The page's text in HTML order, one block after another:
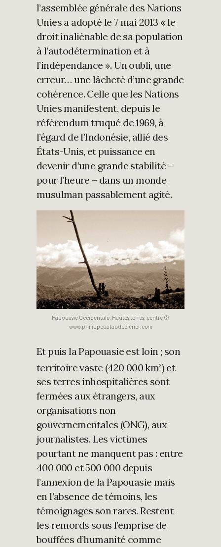
l’assemblée générale des Nations
Unies a adopté le 7 mai 2013 « le
droit inaliénable de sa population
à l’autodétermination et à
l’indépendance ». Un oubli, une
erreur… une lâcheté d’une grande
cohérence. Celle que les Nations
Unies manifestent, depuis le
référendum truqué de 1969, à
l’égard de l’Indonésie, allié des
États-Unis, et puissance en
devenir d’une grande stabilité –
pour l’heure – dans un monde
musulman passablement agité.
Papouasie Occidentale, Hautes terres, centre ©
www.philippepataudcélérier.com
Et puis la Papouasie est loin ; son
territoire vaste (420 000 km2) et
ses terres inhospitalières sont
fermées aux étrangers, aux
organisations non
gouvernementales (ONG), aux
journalistes. Les victimes
pourtant ne manquent pas : entre
400 000 et 500 000 depuis
l’annexion de la Papouasie mais
en l’absence de témoins, les
témoignages son rares. Restent
les remords sous l’emprise de
bouffées d’humanité comme